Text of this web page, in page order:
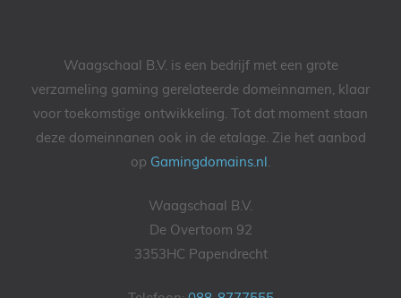
Waagschaal B.V. is een bedrijf met een grote
verzameling gaming gerelateerde domeinnamen, klaar
voor toekomstige ontwikkeling. Tot dat moment staan
deze domeinnanen ook in de etalage. Zie het aanbod
op Gamingdomains.nl .
Waagschaal B.V.
De Overtoom 92
3353HC Papendrecht